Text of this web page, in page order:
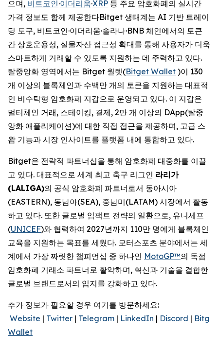
으며, 비트코인·이더리움·XRP 등 주요 암호화폐의 실시간
가격 정보도 함께 제공한다Bitget 생태계는 AI 기반 트레이
딩 도구, 비트코인·이더리움·솔라나·BNB 체인에서의 토큰
간 상호운용성, 실물자산 접근성 확대를 통해 사용자가 더욱
스마트하게 거래할 수 있도록 지원하는 데 주력하고 있다.
탈중앙화 영역에서는 Bitget 월렛(Bitget Wallet )이 130
개 이상의 블록체인과 수백만 개의 토큰을 지원하는 대표적
인 비수탁형 암호화폐 지갑으로 운영되고 있다. 이 지갑은
멀티체인 거래, 스테이킹, 결제, 2만 개 이상의 DApp(탈중
앙화 애플리케이션)에 대한 직접 접근을 제공하며, 고급 스
왑 기능과 시장 인사이트를 플랫폼 내에 통합하고 있다.
Bitget은 전략적 파트너십을 통해 암호화폐 대중화를 이끌
고 있다. 대표적으로 세계 최고 축구 리그인 라리가
(LALIGA)의 공식 암호화폐 파트너로서 동아시아
(EASTERN), 동남아(SEA), 중남미(LATAM) 시장에서 활동
하고 있다. 또한 글로벌 임팩트 전략의 일환으로, 유니세프
(UNICEF)와 협력하여 2027년까지 110만 명에게 블록체인
교육을 지원하는 목표를 세웠다. 모터스포츠 분야에서는 세
계에서 가장 짜릿한 챔피언십 중 하나인 MotoGP™의 독점
암호화폐 거래소 파트너로 활약하며, 혁신과 기술을 결합한
글로벌 브랜드로서의 입지를 강화하고 있다.
추가 정보가 필요할 경우 여기를 방문하세요:
Website | Twitter | Telegram | LinkedIn | Discord | Bitget
Wallet